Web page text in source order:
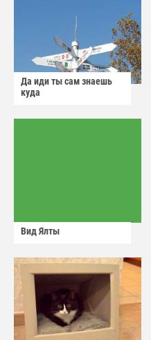
Да иди ты сам знаешь
куда
Вид Ялты